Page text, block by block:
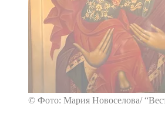
© Фото: Мария Новоселова/